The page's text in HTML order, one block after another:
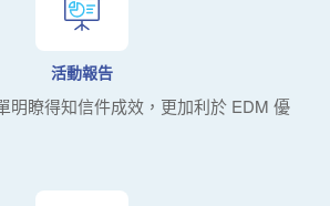
活動報告
明瞭得知信件成效，更加利於 EDM 優